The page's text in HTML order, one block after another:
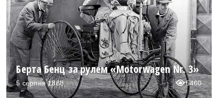
Берта Бенц за рулем «Motorwagen Nr. 3»
5 серпня 1888 5460